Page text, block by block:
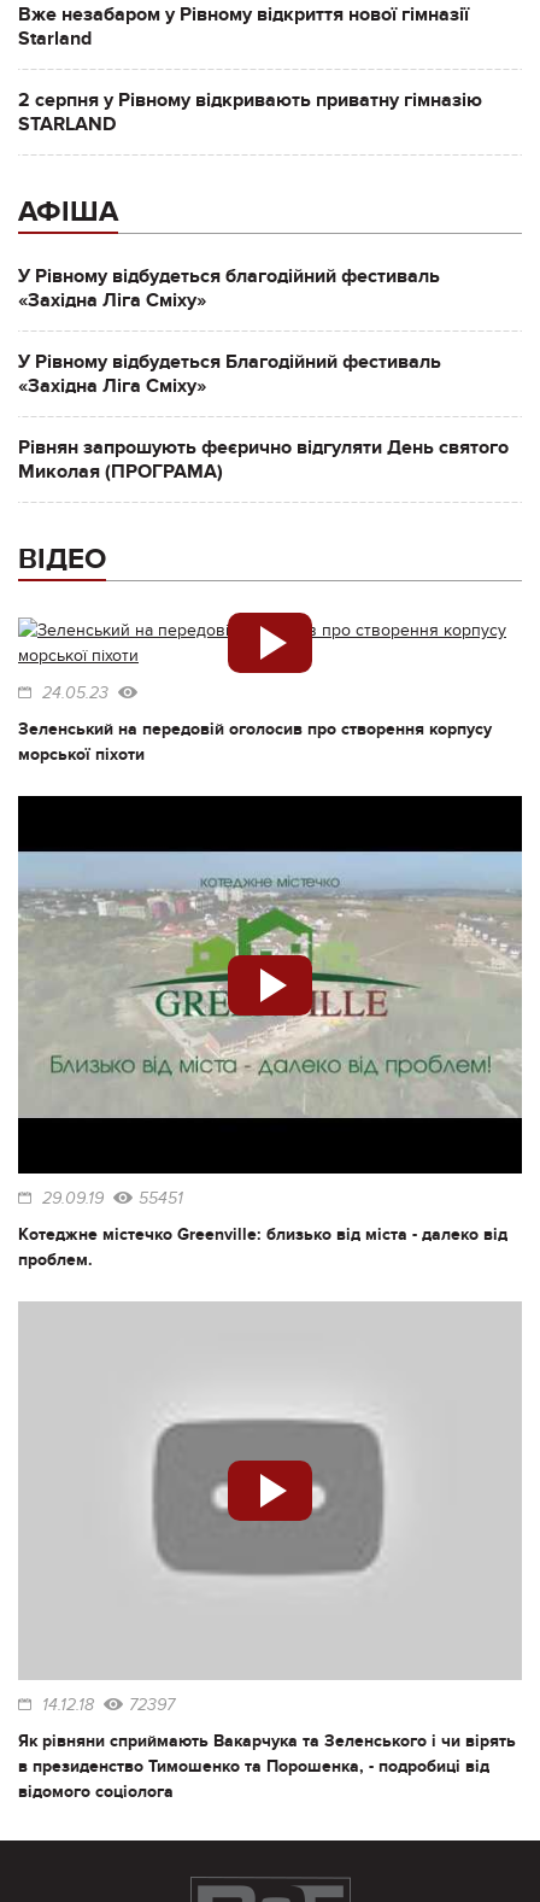
Вже незабаром у Рівному відкриття нової гімназії
Starland
2 серпня у Рівному відкривають приватну гімназію
STARLAND
АФІША
У Рівному відбудеться благодійний фестиваль
«Західна Ліга Сміху»
У Рівному відбудеться Благодійний фестиваль
«Західна Ліга Сміху»
Рівнян запрошують феєрично відгуляти День святого
Миколая (ПРОГРАМА)
ВІДЕО
24.05.23
Зеленський на передовій оголосив про створення корпусу
морської піхоти
29.09.19 55451
Котеджне містечко Greenville: близько від міста - далеко від
проблем.
14.12.18 72397
Як рівняни сприймають Вакарчука та Зеленського і чи вірять
в президенство Тимошенко та Порошенка, - подробиці від
відомого соціолога